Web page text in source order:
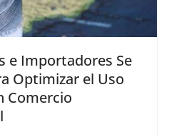
e Importadores Se
Optimizar el Uso
Comercio